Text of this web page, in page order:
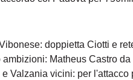
doppietta Ciotti e
Matheus Castro da Silva è
Valzania vicini: per l'attacco